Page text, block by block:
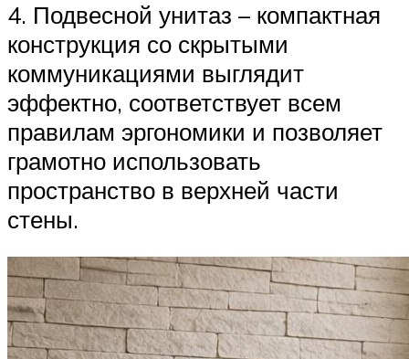
4. Подвесной унитаз – компактная
конструкция со скрытыми
коммуникациями выглядит
эффектно, соответствует всем
правилам эргономики и позволяет
грамотно использовать
пространство в верхней части
стены.